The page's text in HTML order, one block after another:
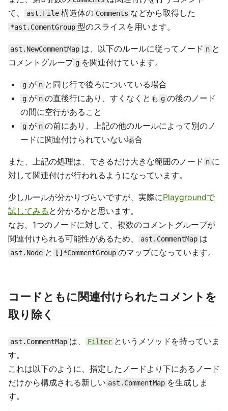
で、
ast.File 構造体の Comments などから取得した
*ast.ComentGroup 型のスライスを用います。
ast.NewCommentMap は、以下のルールに従ってノード n と
コメントグループ g を関連付けています。
g が n と同じ行で後ろについている場合
g が n の直後行にあり、すくなくとも g の後のノード
の間に空行があること
g が n の前にあり、上記の他のルールによって別のノ
ードに関連付けられていない場合
また、上記の処理は、できるだけ大きな範囲のノード n に
対して関連付けが行われるようになっています。
少しルールが分かりづらいですが、実際にPlaygroundで
試してみる と分かるかと思います。
なお、1つのノードに対して、複数のコメントグループが
関連付けられる可能性があるため、
ast.CommentMap は
ast.Node と []*CommentGroup のマップになっています。
コードともに関連付けられたコメントを
取り除く
ast.CommentMap は、 Filter というメソッドを持っていま
す。
これは以下のように、指定したノードより下にあるノード
だけから構成される新しい ast.CommentMap を生成しま
す。